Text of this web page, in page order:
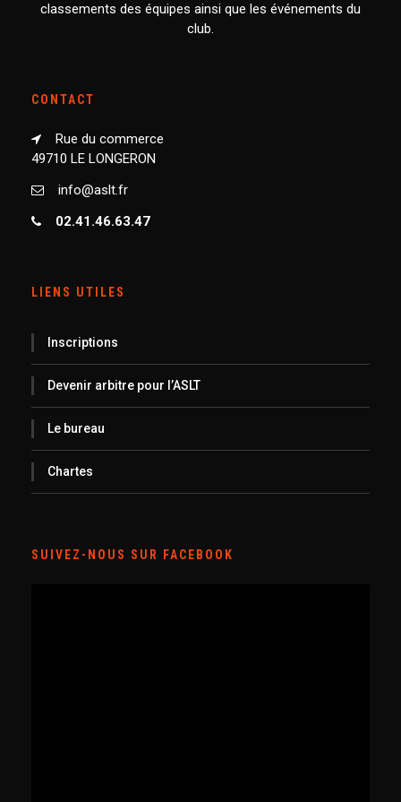
classements des équipes ainsi que les événements du
club.
CONTACT
Rue du commerce
49710 LE LONGERON
info@aslt.fr
02.41.46.63.47
LIENS UTILES
Inscriptions
Devenir arbitre pour l’ASLT
Le bureau
Chartes
SUIVEZ-NOUS SUR FACEBOOK